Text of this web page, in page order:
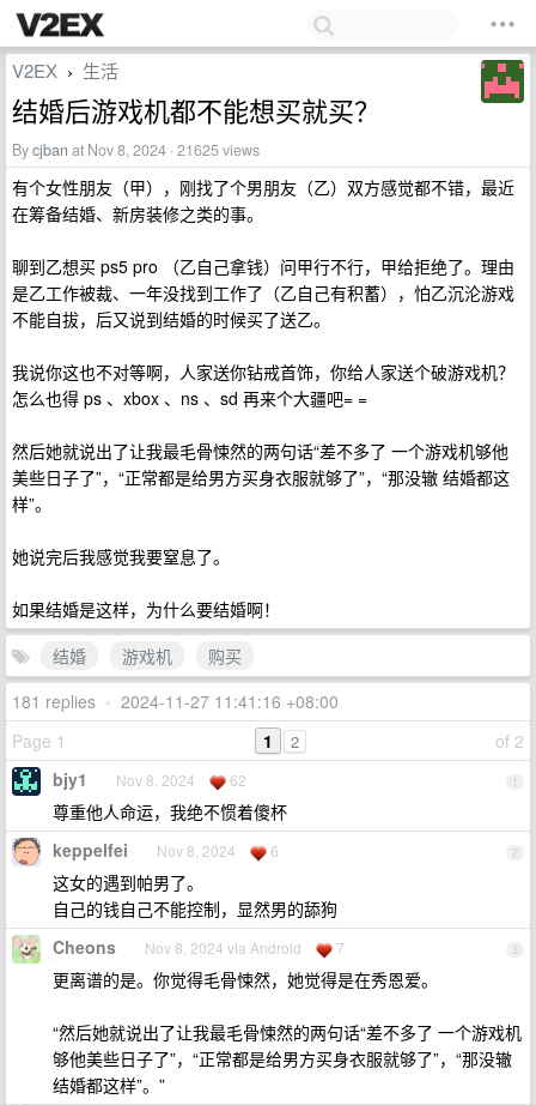
V2EX › 生活
结婚后游戏机都不能想买就买？
Bycjban at Nov 8, 2024 · 21625 views
有个女性朋友（甲），刚找了个男朋友（乙）双方感觉都不错，最近
在筹备结婚、新房装修之类的事。
聊到乙想买 ps5 pro （乙自己拿钱）问甲行不行，甲给拒绝了。理由
是乙工作被裁、一年没找到工作了（乙自己有积蓄），怕乙沉沦游戏
不能自拔，后又说到结婚的时候买了送乙。
我说你这也不对等啊，人家送你钻戒首饰，你给人家送个破游戏机？
怎么也得 ps 、xbox 、ns 、sd 再来个大疆吧= =
然后她就说出了让我最毛骨悚然的两句话“差不多了 一个游戏机够他
美些日子了”，“正常都是给男方买身衣服就够了”，“那没辙 结婚都这
样”。
她说完后我感觉我要窒息了。
如果结婚是这样，为什么要结婚啊！
结婚
游戏机
购买
181 replies • 2024-11-27 11:41:16 +08:00
Page 1
of 2
1 2
1
bjy1 Nov 8, 2024 62
尊重他人命运，我绝不惯着傻杯
2
keppelfei Nov 8, 2024 6
这女的遇到帕男了。
自己的钱自己不能控制，显然男的舔狗
3
Cheons Nov 8, 2024 via Android 7
更离谱的是。你觉得毛骨悚然，她觉得是在秀恩爱。
“然后她就说出了让我最毛骨悚然的两句话“差不多了 一个游戏机
够他美些日子了”，“正常都是给男方买身衣服就够了”，“那没辙
结婚都这样”。”